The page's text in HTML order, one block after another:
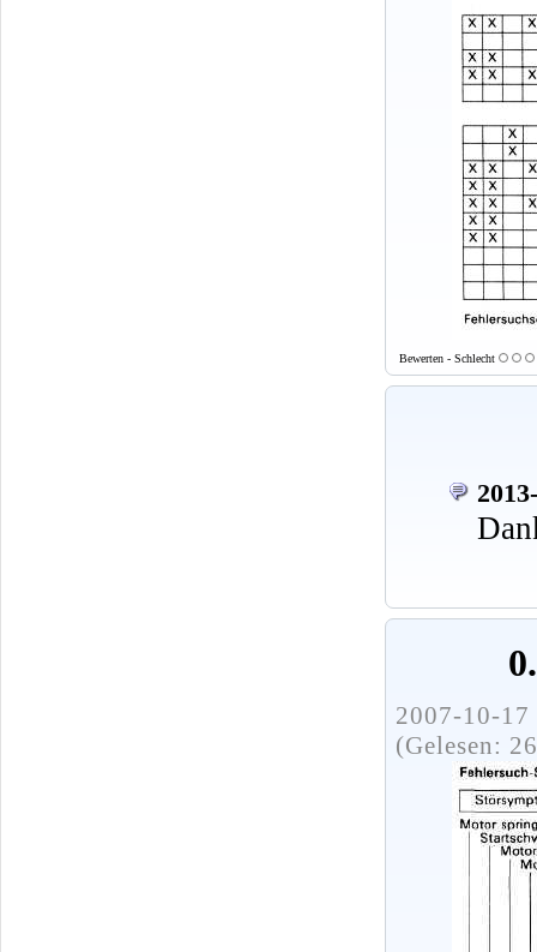
Bewerten - Schlecht
2007-10-
(Gelesen: